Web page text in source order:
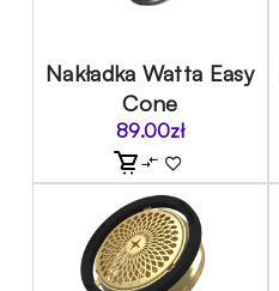
Nakładka Watta Easy
Cone
89.00zł